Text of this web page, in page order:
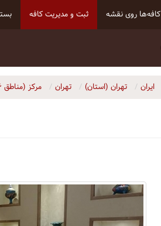
کافه‌ها روی نقشه ثبت و مدیریت کافه
ایران تهران (استان) تهران مرکز (مناطق ۶، ۷، ۱۰، ۱۱ و ۱۲)